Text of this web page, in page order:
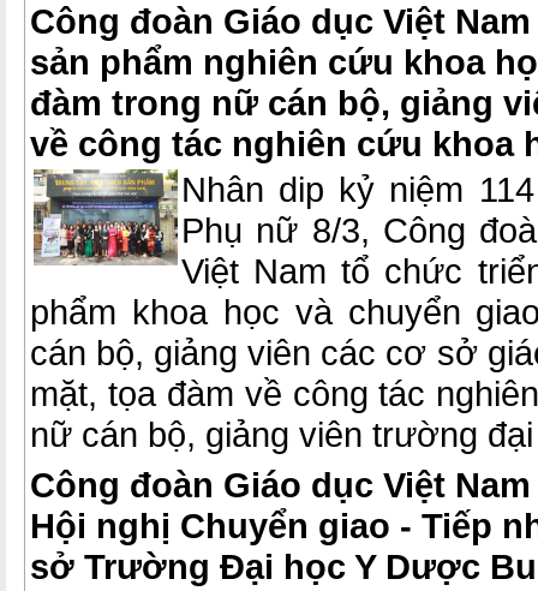
Công đoàn Giáo dục Việt
sản phẩm nghiên cứu khoa
đàm trong nữ cán bộ, giảng
về công tác nghiên cứu khoa
Nhân dip kỷ niệm
Phụ nữ 8/3, Công
Việt Nam tổ chức
phẩm khoa học và chuyển
cán bộ, giảng viên các cơ sở
mặt, tọa đàm về công tác
nữ cán bộ, giảng viên trường
Công đoàn Giáo dục Việt
Hội nghị Chuyển giao - Tiếp
sở Trường Đại học Y Dược